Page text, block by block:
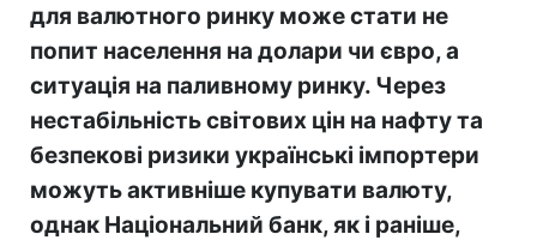
для валютного ринку може стати не
попит населення на долари чи євро, а
ситуація на паливному ринку. Через
нестабільність світових цін на нафту та
безпекові ризики українські імпортери
можуть активніше купувати валюту,
однак Національний банк, як і раніше,